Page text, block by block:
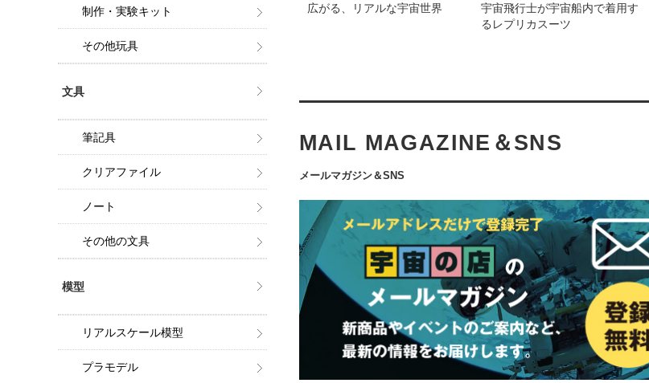
広がる、リアルな宇宙世界
宇宙飛行士が宇宙船内で着用す
るレプリカスーツ
MAIL MAGAZINE＆SNS
メールマガジン＆SNS
制作・実験キット
その他玩具
文具
筆記具
クリアファイル
ノート
その他の文具
模型
リアルスケール模型
プラモデル